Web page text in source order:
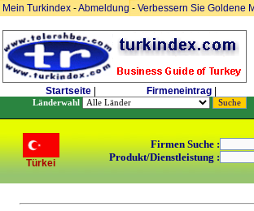
Mein Turkindex -Abmeldung- Verbessern Sie Goldene
Startseite Firmeneintrag
Länderwahl
Türkei
Firmen Suche :
Produkt/Dienstleistung :